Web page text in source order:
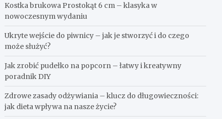
Kostka brukowa Prostokąt 6 cm – klasyka w
nowoczesnym wydaniu
Ukryte wejście do piwnicy – jak je stworzyć i do czego
może służyć?
Jak zrobić pudełko na popcorn – łatwy i kreatywny
poradnik DIY
Zdrowe zasady odżywiania – klucz do długowieczności:
jak dieta wpływa na nasze życie?